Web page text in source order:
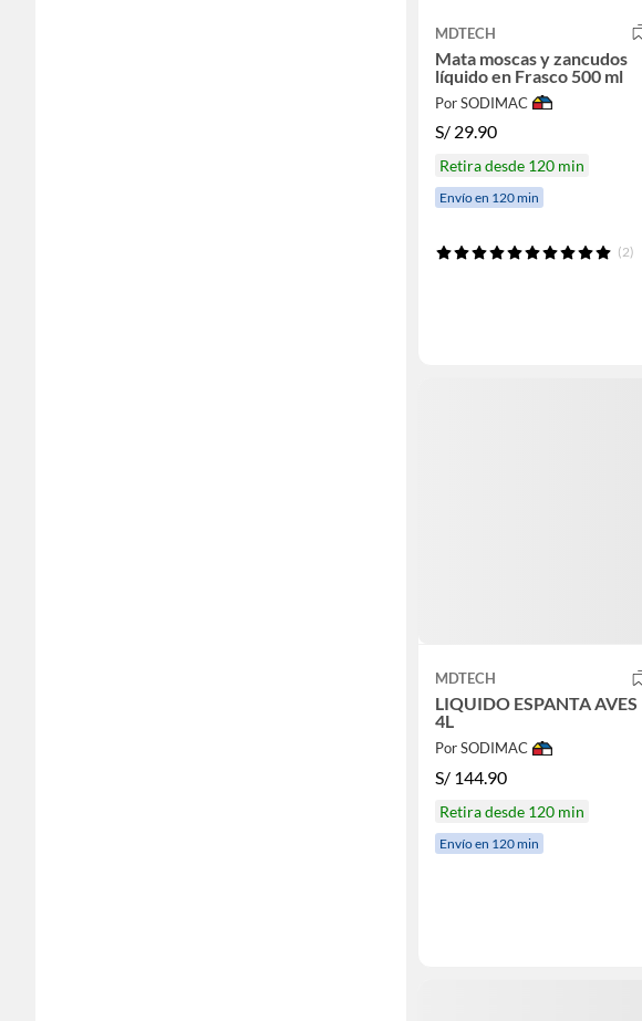
MDTECH
Mata moscas y zancudos
líquido en Frasco 500 ml
Por SODIMAC
S/ 29.90
Retira desde 120 min
Envío en 120 min
(2)
MDTECH
LIQUIDO ESPANTA AVES
4L
Por SODIMAC
S/ 144.90
Retira desde 120 min
Envío en 120 min